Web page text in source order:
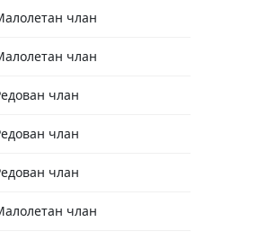
члан
члан
члан
члан
члан
члан